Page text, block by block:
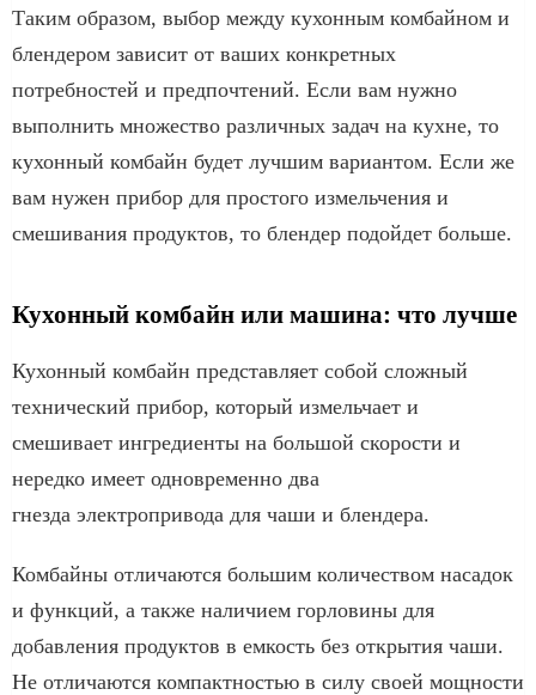
Таким образом, выбор между кухонным комбайном и
блендером зависит от ваших конкретных
потребностей и предпочтений. Если вам нужно
выполнить множество различных задач на кухне, то
кухонный комбайн будет лучшим вариантом. Если же
вам нужен прибор для простого измельчения и
смешивания продуктов, то блендер подойдет больше.
Кухонный комбайн или машина: что лучше
Кухонный комбайн представляет собой сложный
технический прибор, который измельчает и
смешивает ингредиенты на большой скорости и
нередко имеет одновременно два
гнезда электропривода для чаши и блендера.
Комбайны отличаются большим количеством насадок
и функций, а также наличием горловины для
добавления продуктов в емкость без открытия чаши.
Не отличаются компактностью в силу своей мощности